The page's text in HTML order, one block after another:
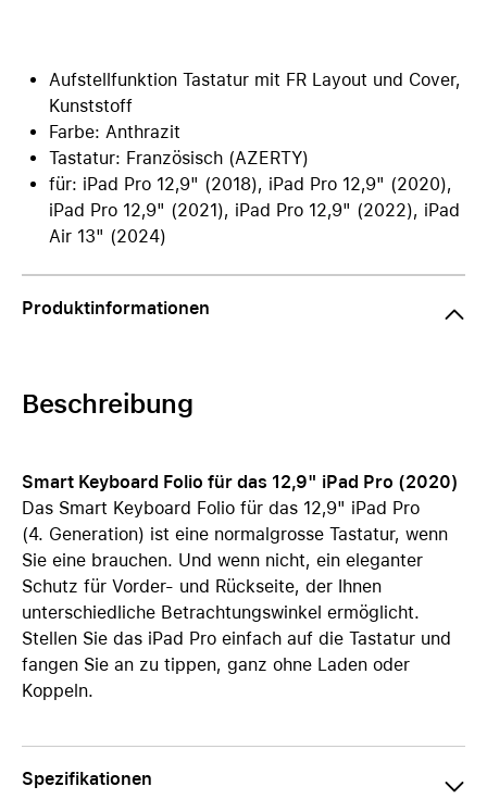
Aufstellfunktion Tastatur mit FR Layout und Cover,
Kunststoff
Farbe: Anthrazit
Tastatur: Französisch (AZERTY)
für: iPad Pro 12,9" (2018), iPad Pro 12,9" (2020),
iPad Pro 12,9" (2021), iPad Pro 12,9" (2022), iPad
Air 13" (2024)
Produktinformationen
Beschreibung
Smart Keyboard Folio für das 12,9" iPad Pro (2020)
Das Smart Keyboard Folio für das 12,9" iPad Pro
(4. Generation) ist eine normalgrosse Tastatur, wenn
Sie eine brauchen. Und wenn nicht, ein eleganter
Schutz für Vorder‑ und Rückseite, der Ihnen
unterschiedliche Betrachtungswinkel ermöglicht.
Stellen Sie das iPad Pro einfach auf die Tastatur und
fangen Sie an zu tippen, ganz ohne Laden oder
Koppeln.
Spezifikationen